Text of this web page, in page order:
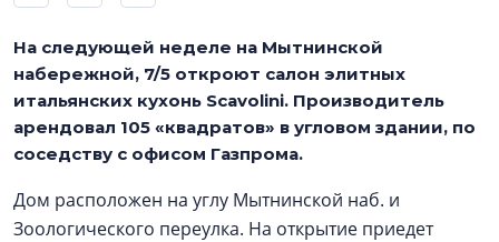
На следующей неделе на Мытнинской
набережной, 7/5 откроют салон элитных
итальянских кухонь Scavolini. Производитель
арендовал 105 «квадратов» в угловом здании, по
соседству с офисом Газпрома.
Дом расположен на углу Мытнинской наб. и
Зоологического переулка. На открытие приедет